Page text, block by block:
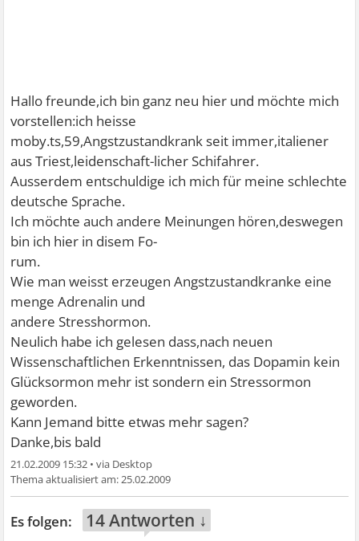
Hallo freunde,ich bin ganz neu hier und möchte mich
vorstellen:ich heisse
moby.ts,59,Angstzustandkrank seit immer,italiener
aus Triest,leidenschaft-licher Schifahrer.
Ausserdem entschuldige ich mich für meine schlechte
deutsche Sprache.
Ich möchte auch andere Meinungen hören,deswegen
bin ich hier in disem Fo-
rum.
Wie man weisst erzeugen Angstzustandkranke eine
menge Adrenalin und
andere Stresshormon.
Neulich habe ich gelesen dass,nach neuen
Wissenschaftlichen Erkenntnissen, das Dopamin kein
Glücksormon mehr ist sondern ein Stressormon
geworden.
Kann Jemand bitte etwas mehr sagen?
Danke,bis bald
21.02.2009 15:32 •
25.02.2009
14 Antworten ↓